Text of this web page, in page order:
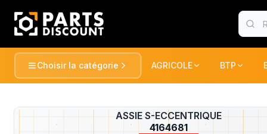
Choisir la catégorie AGRICOLE
TRACTEURS ET RECOLTE
BTP
?
ASSIE S-ECCENTRIQUE
4164681